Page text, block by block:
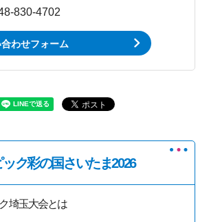
830-4702
わせフォーム
ク彩の国さいたま2026
埼玉大会とは